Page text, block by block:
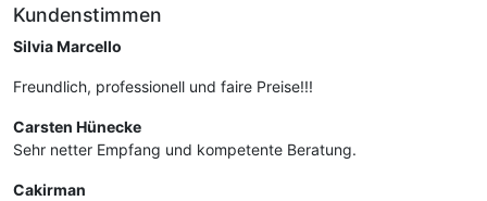
Kundenstimmen
Silvia Marcello
Freundlich, professionell und faire Preise!!!
Carsten Hünecke
Sehr netter Empfang und kompetente Beratung.
Cakirman